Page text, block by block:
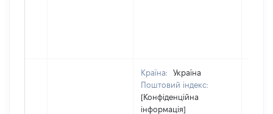
Країна:
Україна
Поштовий індекс:
[Конфіденційна
інформація]